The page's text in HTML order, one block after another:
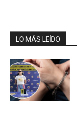
LO MÁS LEÍDO